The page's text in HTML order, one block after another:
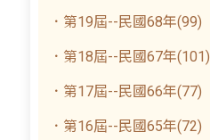
．第19屆--民國68年(99)
．第18屆--民國67年(101)
．第17屆--民國66年(77)
．第16屆--民國65年(72)